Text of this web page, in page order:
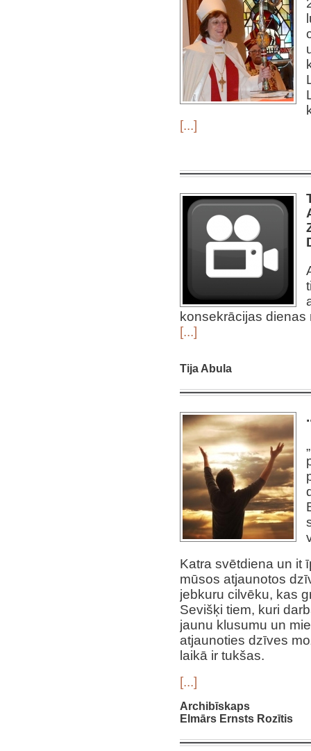
[...]
konsekrācijas
[...]
Tija Abula
Katra svētdiena un it
mūsos atjaunotos
jebkuru cilvēku, kas
Sevišķi tiem, kuri
jaunu klusumu un
atjaunoties dzīves
laikā ir tukšas.
[...]
Archibīskaps
Elmārs Ernsts Rozītis